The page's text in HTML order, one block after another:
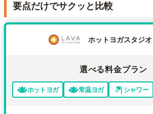
要点だけでサクッと比較
ホットヨガスタジ
選べる料金プラン
ホットヨガ 常温ヨガ シャワー